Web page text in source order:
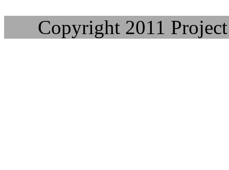
Copyright 2011